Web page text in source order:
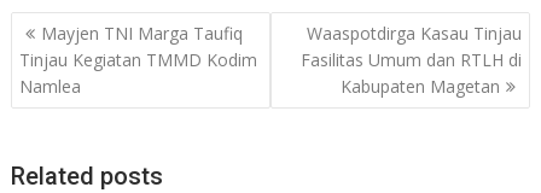
Post
navigation
Mayjen TNI Marga Taufiq
Tinjau Kegiatan TMMD Kodim
Namlea
Waaspotdirga Kasau Tinjau
Fasilitas Umum dan RTLH di
Kabupaten Magetan
Related posts